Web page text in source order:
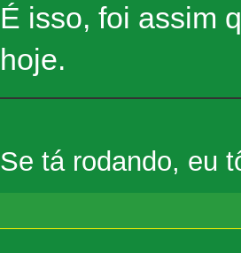
É isso, foi assim
hoje.
Se tá rodando, eu